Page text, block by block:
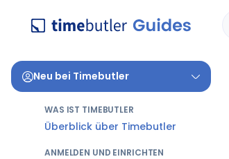
Neu bei Timebutler
WAS IST TIMEBUTLER
Überblick über Timebutler
ANMELDEN UND EINRICHTEN